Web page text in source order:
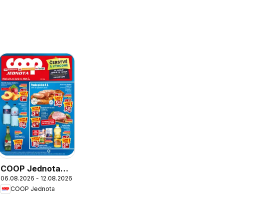
COOP Jednota
leták
06.08.2026 - 12.08.2026
COOP Jednota